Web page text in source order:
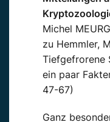
Michel
zu Hemmler,
Tiefgefrorene
ein paar
47-67)
Ganz